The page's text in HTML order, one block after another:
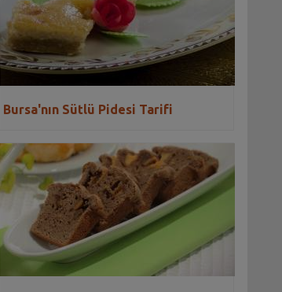
Bursa'nın Sütlü Pidesi Tarifi